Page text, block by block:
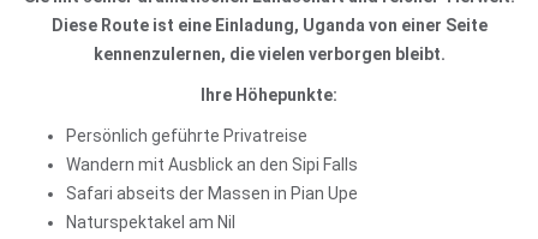
Diese Route ist eine Einladung, Uganda von einer Seite
kennenzulernen, die vielen verborgen bleibt.
Ihre Höhepunkte:
Persönlich geführte Privatreise
Wandern mit Ausblick an den Sipi Falls
Safari abseits der Massen in Pian Upe
Naturspektakel am Nil